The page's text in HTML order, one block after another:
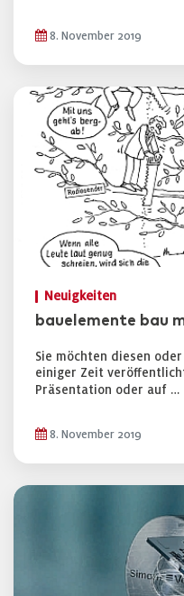
8. November 2019
Neuigkeiten
bauelemente bau
Sie möchten diesen
einiger Zeit
Präsentation oder auf …
8. November 2019